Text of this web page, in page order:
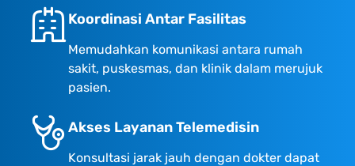
Koordinasi Antar Fasilitas
Memudahkan komunikasi antara rumah
sakit, puskesmas, dan klinik dalam merujuk
pasien.
Akses Layanan Telemedisin
Konsultasi jarak jauh dengan dokter dapat